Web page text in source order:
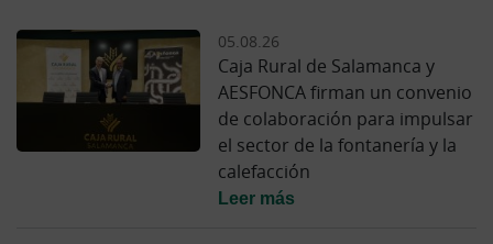
05.08.26
Caja Rural de Salamanca y
AESFONCA firman un convenio
de colaboración para impulsar
el sector de la fontanería y la
calefacción
Leer más